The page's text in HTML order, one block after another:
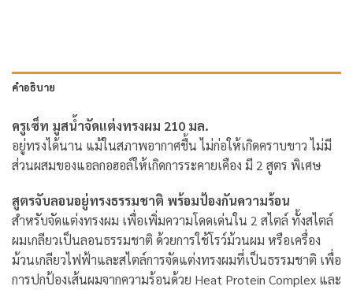
คำอธิบาย
ครูเซ็ท มูสน้ำจัดแต่งทรงผม 210 มล.
อยู่ทรงได้นาน แม้ในสภาพอากาศชื้น ไม่ก่อให้เกิดคราบขาว ไม่มี
ส่วนผสมของแอลกอฮอล์ให้เกิดการระคายเคือง มี 2 สูตร พิเศษ
สูตรจับลอนอยู่ทรงธรรมชาติ พร้อมป้องกันความร้อน
สำหรับจัดแต่งทรงผม เพื่อเพิ่มความโดดเด่นใน 2 สไตล์ ทั้งสไตล์
ผมเกลียวเป็นลอนธรรมชาติ ด้วยการใช้โรว์ม้วนผม หรือเครื่อง
ม้วนเกลียวไฟฟ้าและสไตล์การจัดแต่งทรงผมที่เป็นธรรมชาติ เพื่อ
การปกป้องเส้นผมจากความร้อนด้วย Heat Protein Complex และ